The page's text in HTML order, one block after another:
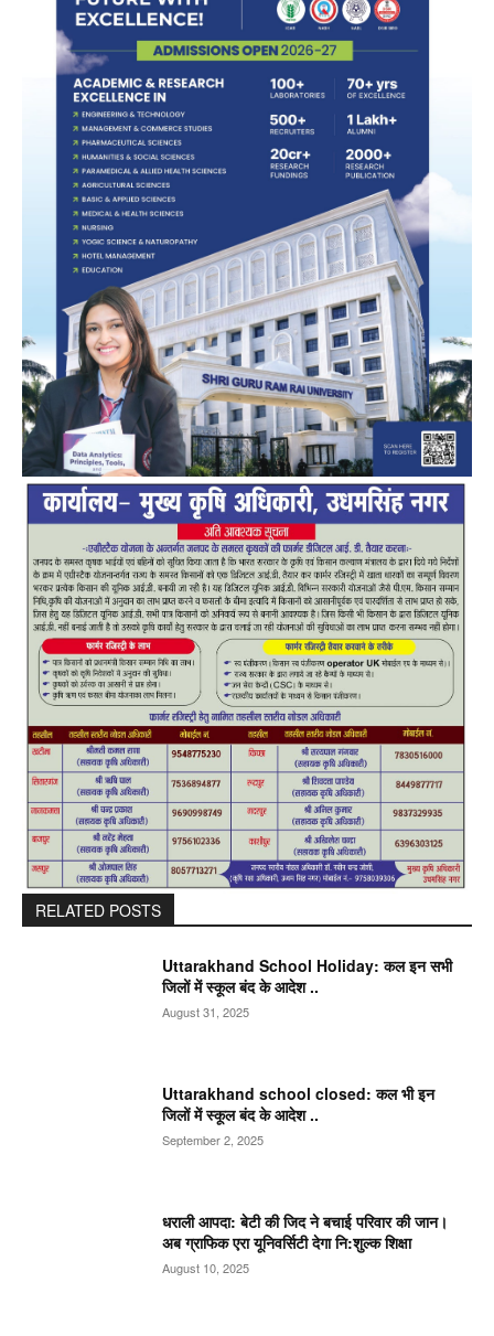
RELATED POSTS
Uttarakhand School Holiday: कल इन सभी
जिलों में स्कूल बंद के आदेश ..
August 31, 2025
Uttarakhand school closed: कल भी इन
जिलों में स्कूल बंद के आदेश ..
September 2, 2025
धराली आपदा: बेटी की जिद ने बचाई परिवार की जान।
अब ग्राफिक एरा यूनिवर्सिटी देगा नि:शुल्क शिक्षा
August 10, 2025